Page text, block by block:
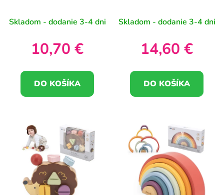
Skladom - dodanie 3-4 dni
10,70 €
DO KOŠÍKA
ks
Skladom - dodanie 3-4 dni
14,60 €
DO KOŠÍKA